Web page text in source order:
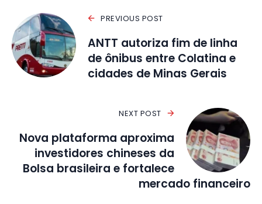
PREVIOUS POST
ANTT autoriza fim de linha
de ônibus entre Colatina e
cidades de Minas Gerais
NEXT POST
Nova plataforma aproxima
investidores chineses da
Bolsa brasileira e fortalece
mercado financeiro